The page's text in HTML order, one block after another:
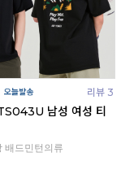
리뷰 3
남성 여성 티
배드민턴의류